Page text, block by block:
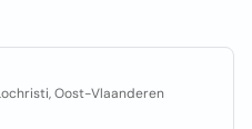
Oost-Vlaanderen